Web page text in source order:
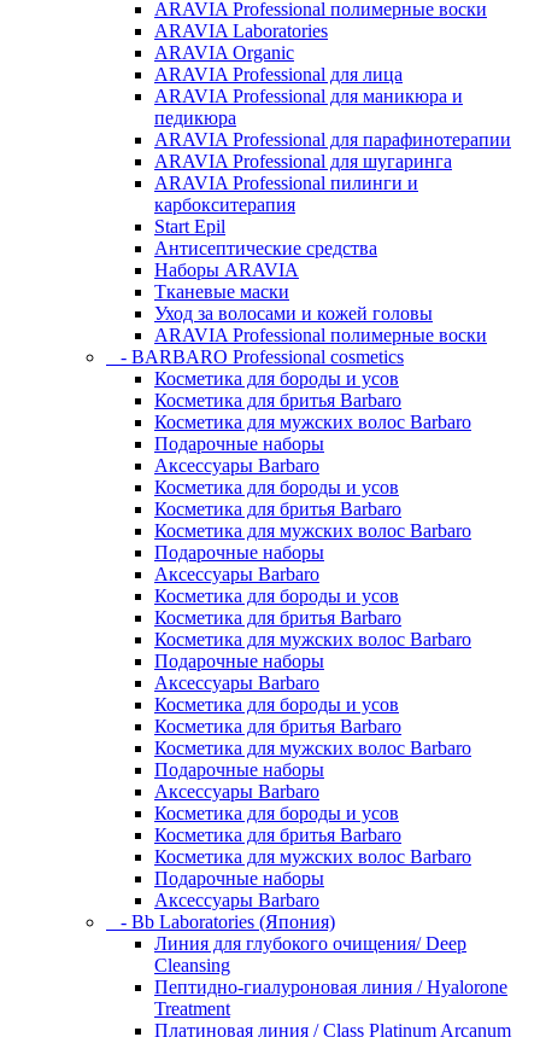
ARAVIA Professional полимерные воски
ARAVIA Laboratories
ARAVIA Organic
ARAVIA Professional для лица
ARAVIA Professional для маникюра и
педикюра
ARAVIA Professional для парафинотерапии
ARAVIA Professional для шугаринга
ARAVIA Professional пилинги и
карбокситерапия
Start Epil
Антисептические средства
Наборы ARAVIA
Тканевые маски
Уход за волосами и кожей головы
ARAVIA Professional полимерные воски
- BARBARO Professional cosmetics
Косметика для бороды и усов
Косметика для бритья Barbaro
Косметика для мужских волос Barbaro
Подарочные наборы
Аксессуары Barbaro
Косметика для бороды и усов
Косметика для бритья Barbaro
Косметика для мужских волос Barbaro
Подарочные наборы
Аксессуары Barbaro
Косметика для бороды и усов
Косметика для бритья Barbaro
Косметика для мужских волос Barbaro
Подарочные наборы
Аксессуары Barbaro
Косметика для бороды и усов
Косметика для бритья Barbaro
Косметика для мужских волос Barbaro
Подарочные наборы
Аксессуары Barbaro
Косметика для бороды и усов
Косметика для бритья Barbaro
Косметика для мужских волос Barbaro
Подарочные наборы
Аксессуары Barbaro
- Bb Laboratories (Япония)
Линия для глубокого очищения/ Deep
Cleansing
Пептидно-гиалуроновая линия / Hyalorone
Treatment
Платиновая линия / Class Platinum Arcanum